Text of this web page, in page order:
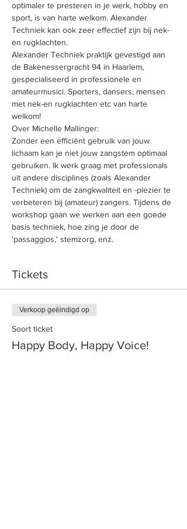
optimaler te presteren in je werk, hobby en
sport, is van harte welkom. Alexander
Techniek kan ook zeer effectief zijn bij nek-
en rugklachten.
Alexander Techniek praktijk gevestigd aan
de Bakenessergracht 94 in Haarlem,
gespecialiseerd in professionele en
amateurmusici. Sporters, dansers, mensen
met nek-en rugklachten etc van harte
welkom!
Over Michelle Mallinger:
Zonder een efficiënt gebruik van jouw
lichaam kan je niet jouw zangstem optimaal
gebruiken. Ik werk graag met professionals
uit andere disciplines (zoals Alexander
Techniek) om de zangkwaliteit en -plezier te
verbeteren bij (amateur) zangers. Tijdens de
workshop gaan we werken aan een goede
basis techniek, hoe zing je door de
'passaggios,' stemzorg, enz.
Tickets
Verkoop geëindigd op
Soort ticket
Happy Body, Happy Voice!